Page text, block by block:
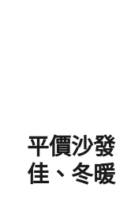
平價沙
佳、冬